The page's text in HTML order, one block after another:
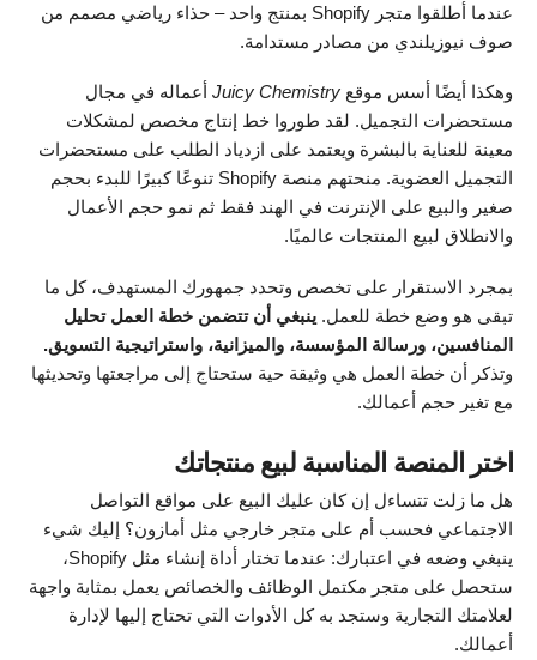
عندما أطلقوا متجر Shopify بمنتج واحد – حذاء رياضي مصمم من
صوف نيوزيلندي من مصادر مستدامة.
وهكذا أيضًا أسس موقع Juicy Chemistry أعماله في مجال
مستحضرات التجميل. لقد طوروا خط إنتاج مخصص لمشكلات
معينة للعناية بالبشرة ويعتمد على ازدياد الطلب على مستحضرات
التجميل العضوية. منحتهم منصة Shopify تنوعًا كبيرًا للبدء بحجم
صغير والبيع على الإنترنت في الهند فقط ثم نمو حجم الأعمال
والانطلاق لبيع المنتجات عالميًا.
بمجرد الاستقرار على تخصص وتحدد جمهورك المستهدف، كل ما
تبقى هو وضع خطة للعمل. ينبغي أن تتضمن خطة العمل تحليل
المنافسين، ورسالة المؤسسة، والميزانية، واستراتيجية التسويق.
وتذكر أن خطة العمل هي وثيقة حية ستحتاج إلى مراجعتها وتحديثها
مع تغير حجم أعمالك.
اختر المنصة المناسبة لبيع منتجاتك
هل ما زلت تتساءل إن كان عليك البيع على مواقع التواصل
الاجتماعي فحسب أم على متجر خارجي مثل أمازون؟ إليك شيء
ينبغي وضعه في اعتبارك: عندما تختار أداة إنشاء مثل Shopify،
ستحصل على متجر مكتمل الوظائف والخصائص يعمل بمثابة واجهة
لعلامتك التجارية وستجد به كل الأدوات التي تحتاج إليها لإدارة
أعمالك.